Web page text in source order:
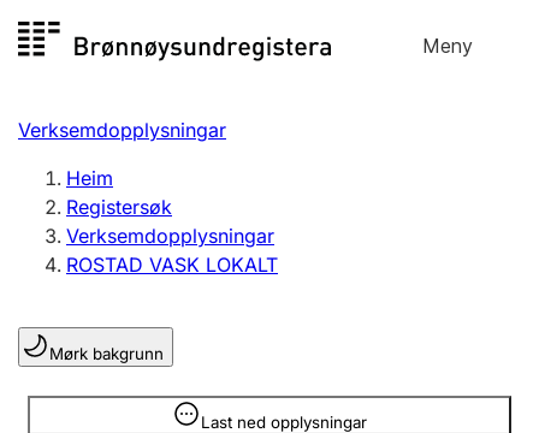
til
Meny
Registersøk
Aksjeselskap
Enkeltpersonføretak
Registrere, endre, slette
Lag og foreining
Registrere, endre, slette
Verksemdopplysningar
Heim
Registersøk
Verksemdopplysningar
ROSTAD VASK LOKALT
Mørk bakgrunn
Last ned opplysningar
Opplysninger er skjult